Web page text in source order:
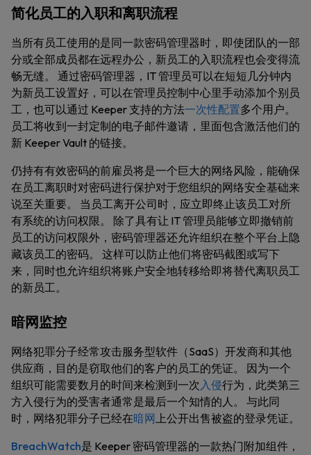
简化员工的入职和离职流程
当所有员工使用的是同一款密码管理器时，即使团队的一部
分或全部成员都在远程办公，新员工的入职流程也会变得流
畅无缝。 通过密码管理器，IT 管理员可以在短短几分钟内
为新员工设置好，可以在管理员控制中心里手动添加个别员
工，也可以通过 Keeper 支持的方法一次性配置多个用户。
员工将收到一封定制的电子邮件邀请，里面包含激活他们的
新 Keeper Vault 的链接。
仍持有有效密码的前雇员将是一个巨大的网络风险，能确保
在员工离职时对密码进行保护对于您组织的网络安全基础来
说至关重要。 当员工离开公司时，应立即终止该员工对所
有系统的访问权限。 除了具有让 IT 管理员能够立即撤销前
员工的访问权限外，密码管理器还允许组织在整个平台上隐
藏该员工的密码。 这样可以防止他们将密码截图或写下
来，同时也允许组织将账户安全地转移给即将替代离职员工
的新员工。
暗网监控
网络犯罪分子经常攻击服务型软件（SaaS）开发商和其他
供应商，目的是窃取他们的客户的员工的凭证。 因为一个
组织可能需要数月的时间来检测到一次入侵行为，此类第三
方入侵行为的受害者通常是最后一个知情的人。 与此同
时，网络犯罪分子已经在暗网上公开出售被盗的登录凭证。
BreachWatch是 Keeper 密码管理器的一款热门附加组件，